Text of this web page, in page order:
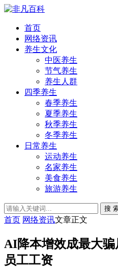
首页
网络资讯
养生文化
中医养生
节气养生
养生人群
四季养生
春季养生
夏季养生
秋季养生
冬季养生
日常养生
运动养生
名家养生
美食养生
旅游养生
搜
首页 网络资讯文章正文
AI降本增效成最大
员工工资